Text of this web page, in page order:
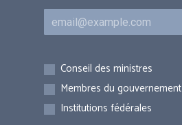
Courriel
Inscriptions
Conseil des ministres
Membres du gouvernement
Institutions fédérales